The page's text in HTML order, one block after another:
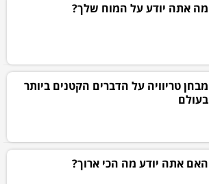
מה אתה יודע על המוח שלך?
מבחן טריוויה על הדברים הקטנים ביותר
בעולם
האם אתה יודע מה הכי ארוך?